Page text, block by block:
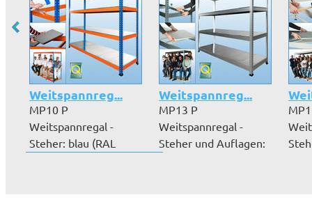
Weitspannreg...
MP10 P
Weitspannregal -
Steher: blau (RAL
Weitspannreg...
MP13 P
Weitspannregal -
Steher und Auflagen: